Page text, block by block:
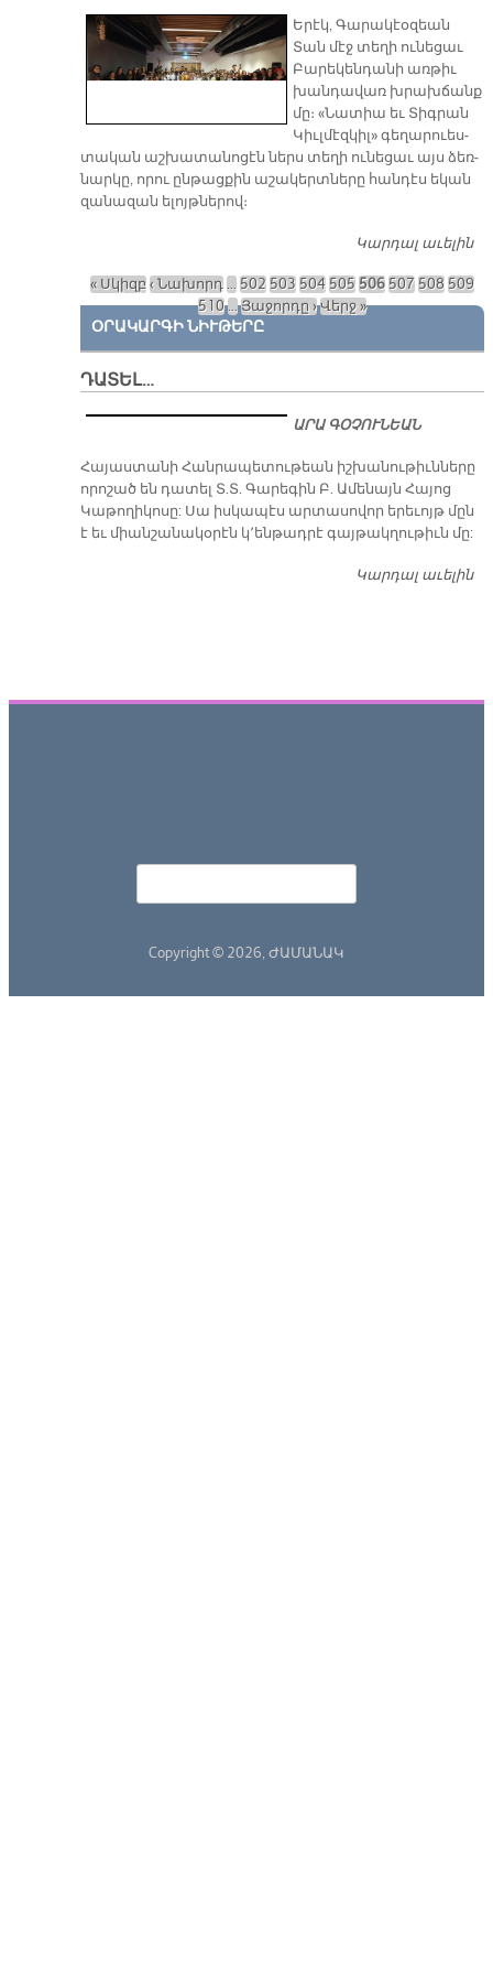
Ե­րէկ, Գա­րա­կէօ­զեան
Տան մէջ տե­ղի ու­նե­ցաւ
Բա­րե­կեն­դա­նի առ­թիւ
խան­դա­վառ խրախ­ճանք
մը։ «Նա­տիա եւ Տիգ­րան
Կիւլ­մէզ­կիլ» գե­ղա­րուես­
տա­կան աշ­խա­տա­նո­ցէն ներս տե­ղի ու­նե­ցաւ այս ձեռ­
նար­կը, ո­րու ըն­թաց­քին ա­շա­կերտ­նե­րը հան­դէս ե­կան
զա­նա­զան ե­լոյթ­նե­րով։
Կարդալ աւելին
Էջեր
« Սկիզբ‹ Նախորդ … 502 503 504 505 506 507 508 509
510… Յաջորդը ›Վերջ »
ՕՐԱԿԱՐԳԻ ՆԻՒԹԵՐԸ
ԴԱՏԵԼ…
ԱՐԱ ԳՕՉՈՒՆԵԱՆ
​Հայաստանի Հանրապետութեան իշխանութիւնները
որոշած են դատել Տ.Տ. Գարեգին Բ. Ամենայն Հայոց
Կաթողիկոսը: Սա իսկապէս արտասովոր երեւոյթ մըն
է եւ միանշանակօրէն կ՚ենթադրէ գայթակղութիւն մը:
Կարդալ աւելին
Copyright © 2026, ԺԱՄԱՆԱԿ